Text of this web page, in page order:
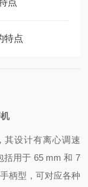
点
特点
其设计有离心调速
括用于 65 mm 和 7
柄型，可对应各种